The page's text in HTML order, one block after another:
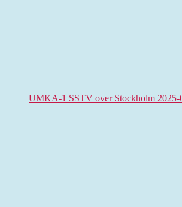
UMKA-1 SSTV over Stockholm 2025-